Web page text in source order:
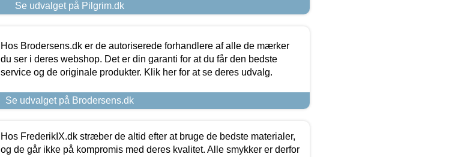
Se udvalget på Pilgrim.dk
Hos Brodersens.dk er de autoriserede forhandlere af alle de mærker
du ser i deres webshop. Det er din garanti for at du får den bedste
service og de originale produkter. Klik her for at se deres udvalg.
Se udvalget på Brodersens.dk
Hos FrederikIX.dk stræber de altid efter at bruge de bedste materialer,
og de går ikke på kompromis med deres kvalitet. Alle smykker er derfor